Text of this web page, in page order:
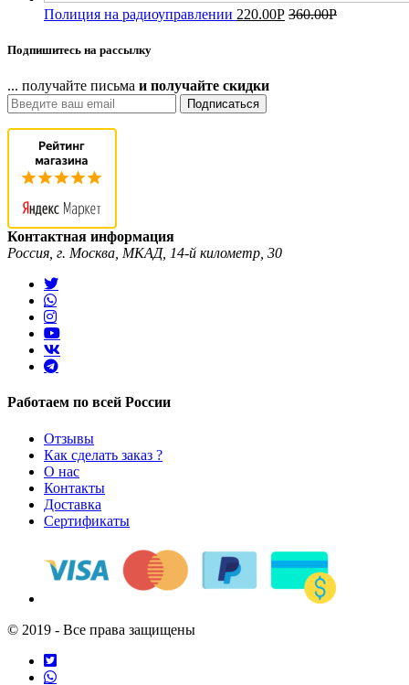
Полиция на радиоуправлении 220.00Р 360.00Р
Подпишитесь на рассылку
... получайте письма и получайте скидки
Подписаться
Контактная информация
Россия, г. Москва, МКАД, 14-й километр, 30
Работаем по всей России
Отзывы
Как сделать заказ ?
О нас
Контакты
Доставка
Сертификаты
© 2019 - Все права защищены